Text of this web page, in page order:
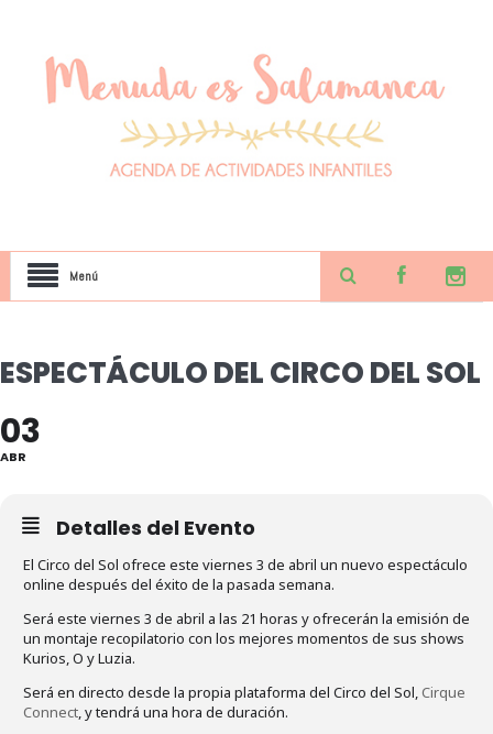
Menú
ESPECTÁCULO DEL CIRCO DEL SOL
03
ABR
Detalles del Evento
El Circo del Sol ofrece este viernes 3 de abril un nuevo espectáculo
online después del éxito de la pasada semana.
Será este viernes 3 de abril a las 21 horas y ofrecerán la emisión de
un montaje recopilatorio con los mejores momentos de sus shows
Kurios, O y Luzia.
Será en directo desde la propia plataforma del Circo del Sol,Cirque
Connect, y tendrá una hora de duración.